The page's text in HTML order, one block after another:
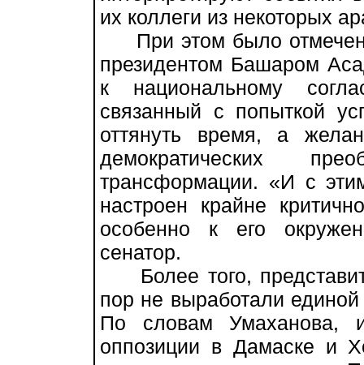
их коллеги из некоторых
При этом было
президентом Башаром
к национальному
связанный с попыткой
оттянуть время, а
демократических
трансформации. «И с
настроен крайне
особенно к его
сенатор.
Более того,
пор не выработали
По словам Умаханова,
оппозиции в Дамаске и